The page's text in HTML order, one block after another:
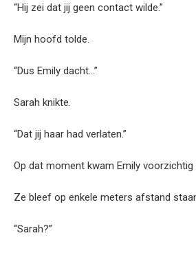
“Hij zei dat jij geen contact wilde.”
Mijn hoofd tolde.
“Dus Emily dacht…”
Sarah knikte.
“Dat jij haar had verlaten.”
Op dat moment kwam Emily voorzichtig
Ze bleef op enkele meters afstand
“Sarah?”